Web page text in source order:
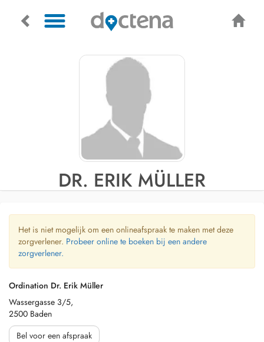
DR. ERIK MÜLLER
Het is niet mogelijk om een onlineafspraak te maken met deze
zorgverlener. Probeer online te boeken bij een andere
zorgverlener.
Ordination Dr. Erik Müller
Wassergasse 3/5,
2500 Baden
Bel voor een afspraak